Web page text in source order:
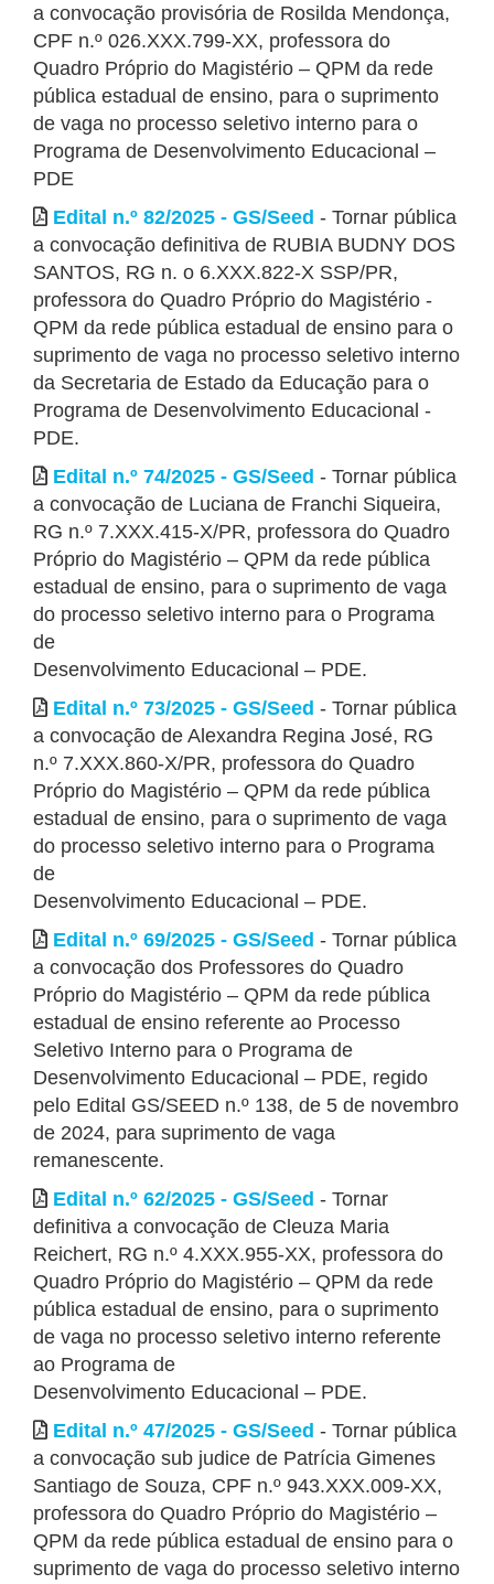
a convocação provisória de Rosilda Mendonça,
CPF n.º 026.XXX.799-XX, professora do
Quadro Próprio do Magistério – QPM da rede
pública estadual de ensino, para o suprimento
de vaga no processo seletivo interno para o
Programa de Desenvolvimento Educacional –
PDE
Edital n.º 82/2025 - GS/Seed - Tornar pública
a convocação definitiva de RUBIA BUDNY DOS
SANTOS, RG n. o 6.XXX.822-X SSP/PR,
professora do Quadro Próprio do Magistério -
QPM da rede pública estadual de ensino para o
suprimento de vaga no processo seletivo interno
da Secretaria de Estado da Educação para o
Programa de Desenvolvimento Educacional -
PDE.
Edital n.º 74/2025 - GS/Seed - Tornar pública
a convocação de Luciana de Franchi Siqueira,
RG n.º 7.XXX.415-X/PR, professora do Quadro
Próprio do Magistério – QPM da rede pública
estadual de ensino, para o suprimento de vaga
do processo seletivo interno para o Programa
de
Desenvolvimento Educacional – PDE.
Edital n.º 73/2025 - GS/Seed - Tornar pública
a convocação de Alexandra Regina José, RG
n.º 7.XXX.860-X/PR, professora do Quadro
Próprio do Magistério – QPM da rede pública
estadual de ensino, para o suprimento de vaga
do processo seletivo interno para o Programa
de
Desenvolvimento Educacional – PDE.
Edital n.º 69/2025 - GS/Seed - Tornar pública
a convocação dos Professores do Quadro
Próprio do Magistério – QPM da rede pública
estadual de ensino referente ao Processo
Seletivo Interno para o Programa de
Desenvolvimento Educacional – PDE, regido
pelo Edital GS/SEED n.º 138, de 5 de novembro
de 2024, para suprimento de vaga
remanescente.
Edital n.º 62/2025 - GS/Seed - Tornar
definitiva a convocação de Cleuza Maria
Reichert, RG n.º 4.XXX.955-XX, professora do
Quadro Próprio do Magistério – QPM da rede
pública estadual de ensino, para o suprimento
de vaga no processo seletivo interno referente
ao Programa de
Desenvolvimento Educacional – PDE.
Edital n.º 47/2025 - GS/Seed - Tornar pública
a convocação sub judice de Patrícia Gimenes
Santiago de Souza, CPF n.º 943.XXX.009-XX,
professora do Quadro Próprio do Magistério –
QPM da rede pública estadual de ensino para o
suprimento de vaga do processo seletivo interno